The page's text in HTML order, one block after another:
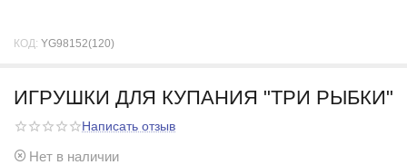
КОД: YG98152(120)
ИГРУШКИ ДЛЯ КУПАНИЯ "ТРИ РЫБКИ"
Написать отзыв
Нет в наличии